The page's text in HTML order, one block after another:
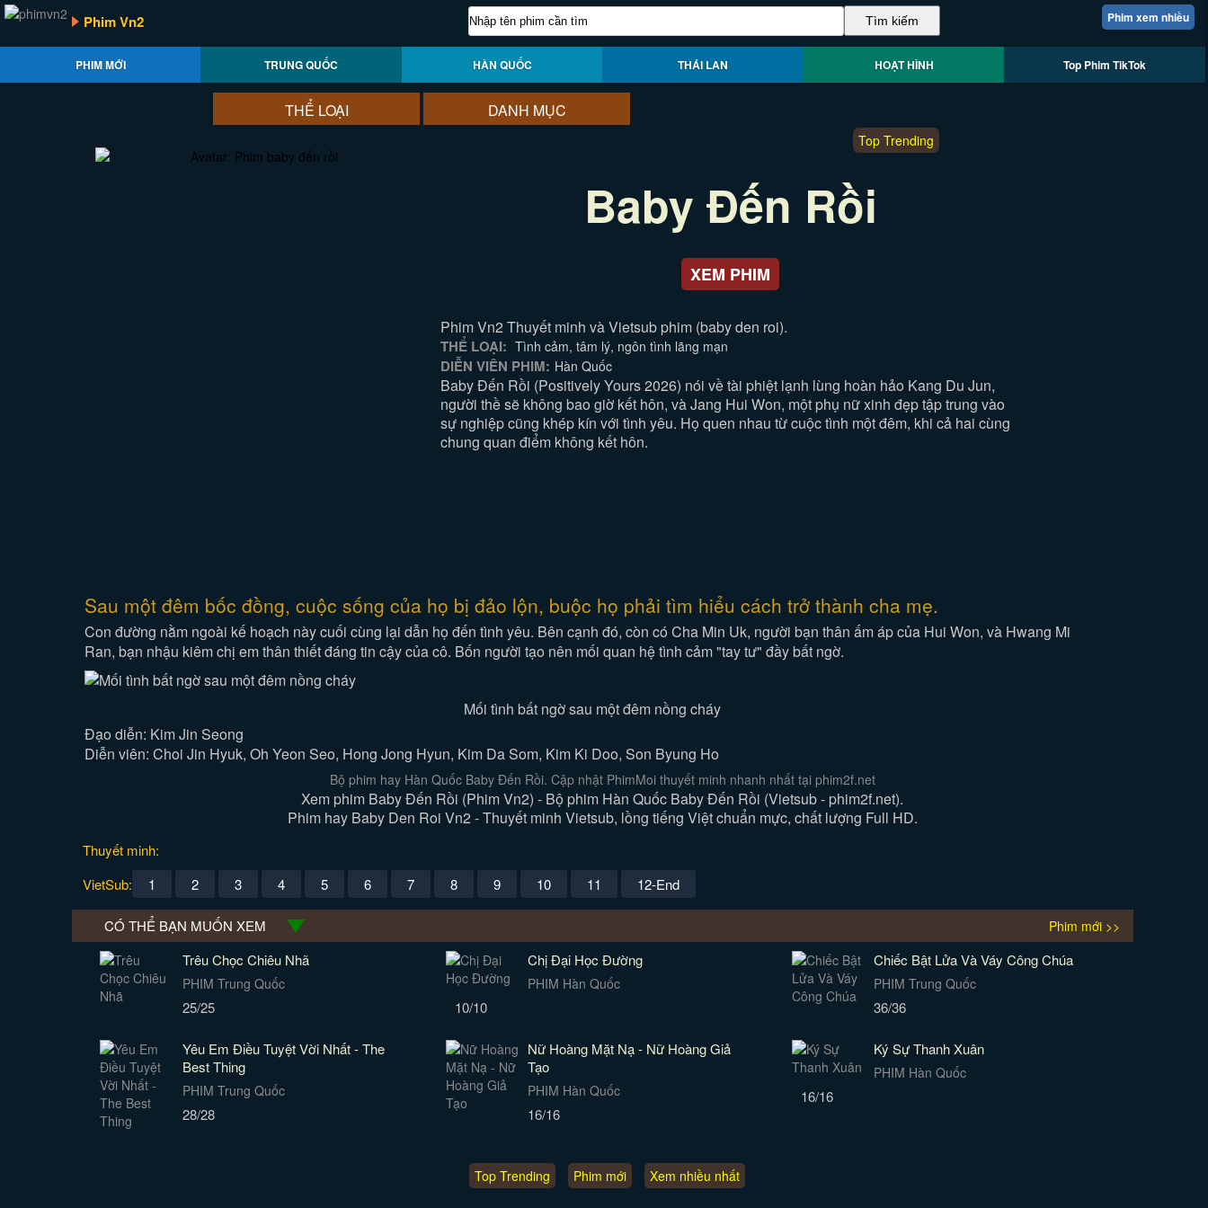
Phim xem nhiều
Phim Vn2
PHIM MỚI TRUNG QUỐC HÀN QUỐC THÁI LAN HOẠT HÌNH Top Phim TikTok
THỂ LOẠI DANH MỤC
Top Trending
Baby Đến Rồi
XEM PHIM
Phim Vn2 Thuyết minh và Vietsub phim (baby den roi).
THỂ LOẠI: Tình cảm, tâm lý, ngôn tình lãng mạn
DIỄN VIÊN PHIM: Hàn Quốc
Baby Đến Rồi (Positively Yours 2026) nói về tài phiệt lạnh lùng hoàn hảo Kang Du Jun,
người thề sẽ không bao giờ kết hôn, và Jang Hui Won, một phụ nữ xinh đẹp tập trung vào
sự nghiệp cũng khép kín với tình yêu. Họ quen nhau từ cuộc tình một đêm, khi cả hai cùng
chung quan điểm không kết hôn.
Sau một đêm bốc đồng, cuộc sống của họ bị đảo lộn, buộc họ phải tìm hiểu cách trở thành cha mẹ.
Con đường nằm ngoài kế hoạch này cuối cùng lại dẫn họ đến tình yêu. Bên cạnh đó, còn có Cha Min Uk, người bạn thân ấm áp của Hui Won, và Hwang Mi
Ran, bạn nhậu kiêm chị em thân thiết đáng tin cậy của cô. Bốn người tạo nên mối quan hệ tình cảm "tay tư" đầy bất ngờ.
Mối tình bất ngờ sau một đêm nồng cháy
Đạo diễn: Kim Jin Seong
Diễn viên: Choi Jin Hyuk, Oh Yeon Seo, Hong Jong Hyun, Kim Da Som, Kim Ki Doo, Son Byung Ho
Bộ phim hay Hàn Quốc Baby Đến Rồi. Cập nhật PhimMoi thuyết minh nhanh nhất tại phim2f.net
Xem phim Baby Đến Rồi (Phim Vn2) - Bộ phim Hàn Quốc Baby Đến Rồi (Vietsub - phim2f.net).
Phim hay Baby Den Roi Vn2 - Thuyết minh Vietsub, lồng tiếng Việt chuẩn mực, chất lượng Full HD.
Thuyết minh:
VietSub:
1 2 3 4 5 6 7 8 9 10 11 12-End
CÓ THỂ BẠN MUỐN XEM Phim mới >>
Trêu Chọc Chiêu Nhã
PHIM Trung Quốc
25/25
Chị Đại Học Đường
PHIM Hàn Quốc
10/10
Chiếc Bật Lửa Và Váy Công Chúa
PHIM Trung Quốc
36/36
Yêu Em Điều Tuyệt Vời Nhất - The
Best Thing
PHIM Trung Quốc
28/28
Nữ Hoàng Mặt Nạ - Nữ Hoàng Giả
Tạo
PHIM Hàn Quốc
16/16
Ký Sự Thanh Xuân
PHIM Hàn Quốc
16/16
Top Trending Phim mới Xem nhiều nhất